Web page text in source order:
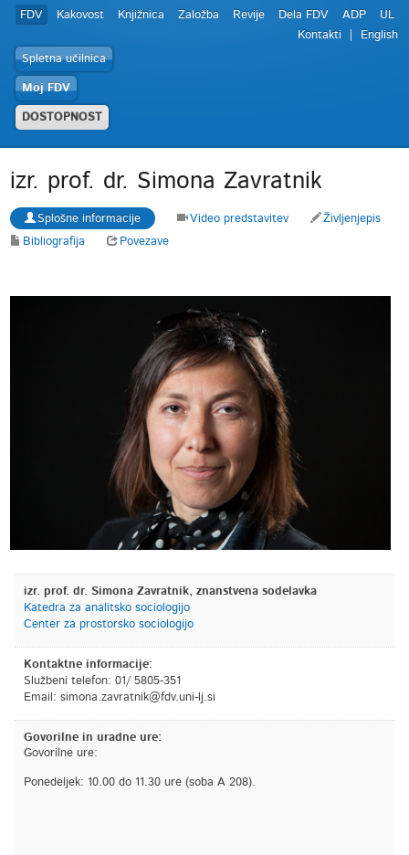
FDV Kakovost Knjižnica Založba Revije Dela FDV ADP
UL
Kontakti
English
Spletna učilnica
Moj FDV
DOSTOPNOST
izr. prof. dr. Simona Zavratnik
Splošne informacije Video predstavitev
Življenjepis
Bibliografija
Povezave
izr. prof. dr. Simona Zavratnik, znanstvena sodelavka
Katedra za analitsko sociologijo
Center za prostorsko sociologijo
Kontaktne informacije:
Službeni telefon: 01/ 5805-351
Email: is.jl-inu.vdf@kintarvaz.anomis
Govorilne in uradne ure:
Govorilne ure:
Ponedeljek: 10.00 do 11.30 ure (soba A 208).